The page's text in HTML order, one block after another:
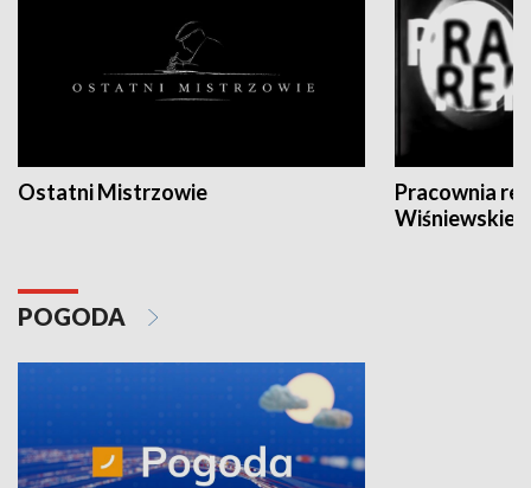
Ostatni Mistrzowie
Pracownia
POGODA